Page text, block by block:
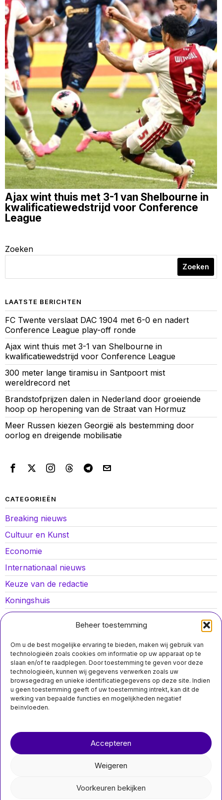
Beheer toestemming
Om u de best mogelijke ervaring te bieden, maken wij gebruik van
technologieën zoals cookies om informatie op uw apparaat op te
slaan en/of te raadplegen. Door toestemming te geven voor deze
technologieën, kunnen wij gegevens verwerken zoals uw
browsegedrag en unieke identificatiegegevens op deze site. Indien
u geen toestemming geeft of uw toestemming intrekt, kan dit de
werking van bepaalde functies en mogelijkheden negatief
beïnvloeden.
Accepteren
Weigeren
Voorkeuren bekijken
Ajax wint thuis met 3-1 van Shelbourne in
kwalificatiewedstrijd voor Conference
League
Zoeken
Zoeken
LAATSTE BERICHTEN
FC Twente verslaat DAC 1904 met 6-0 en nadert
Conference League play-off ronde
Ajax wint thuis met 3-1 van Shelbourne in
kwalificatiewedstrijd voor Conference League
300 meter lange tiramisu in Santpoort mist
wereldrecord net
Brandstofprijzen dalen in Nederland door groeiende
hoop op heropening van de Straat van Hormuz
Meer Russen kiezen Georgië als bestemming door
oorlog en dreigende mobilisatie
CATEGORIEËN
Breaking nieuws
Cultuur en Kunst
Economie
Internationaal nieuws
Keuze van de redactie
Koningshuis
Lokaal nieuws
Opinies
Politiek
Sport
nieuwsimpuls.online
nieuwsimpuls.online
Overheidsefficiëntie
rechtszaken
Rechterzijde in Nederland
De Nederlandse rechtse